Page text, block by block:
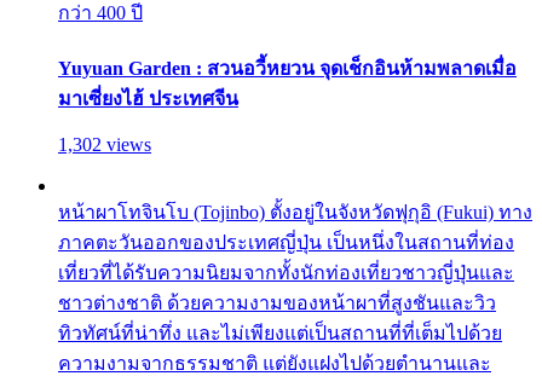
กว่า 400 ปี
Yuyuan Garden : สวนอวี้หยวน จุดเช็กอินห้ามพลาดเมื่อ
มาเซี่ยงไฮ้ ประเทศจีน
1,302 views
หน้าผาโทจินโบ (Tojinbo) ตั้งอยู่ในจังหวัดฟุกุอิ (Fukui) ทาง
ภาคตะวันออกของประเทศญี่ปุ่น เป็นหนึ่งในสถานที่ท่อง
เที่ยวที่ได้รับความนิยมจากทั้งนักท่องเที่ยวชาวญี่ปุ่นและ
ชาวต่างชาติ ด้วยความงามของหน้าผาที่สูงชันและวิว
ทิวทัศน์ที่น่าทึ่ง และไม่เพียงแต่เป็นสถานที่ที่เต็มไปด้วย
ความงามจากธรรมชาติ แต่ยังแฝงไปด้วยตำนานและ